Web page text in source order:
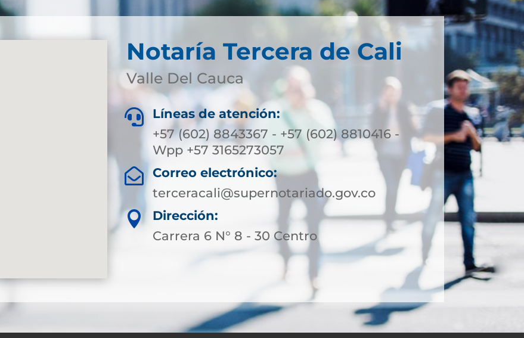
Notaría Tercera de Cali
Valle Del Cauca

Líneas de atención:
+57 (602) 8843367 - +57 (602) 8810416 -
Wpp +57 3165273057

Correo electrónico:
terceracali@supernotariado.gov.co

Dirección:
Carrera 6 N° 8 - 30 Centro